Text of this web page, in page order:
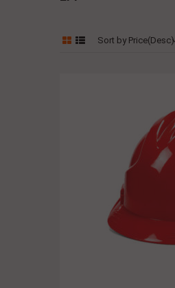
Sort by Price(Desc)